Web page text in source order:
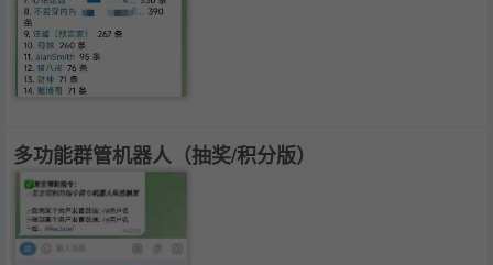
多功能群管机器人（抽奖/积分版）